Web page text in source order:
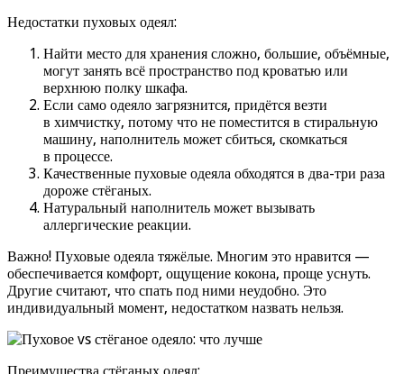
Недостатки пуховых одеял:
Найти место для хранения сложно, большие, объёмные,
могут занять всё пространство под кроватью или
верхнюю полку шкафа.
Если само одеяло загрязнится, придётся везти
в химчистку, потому что не поместится в стиральную
машину, наполнитель может сбиться, скомкаться
в процессе.
Качественные пуховые одеяла обходятся в два-три раза
дороже стёганых.
Натуральный наполнитель может вызывать
аллергические реакции.
Важно! Пуховые одеяла тяжёлые. Многим это нравится —
обеспечивается комфорт, ощущение кокона, проще уснуть.
Другие считают, что спать под ними неудобно. Это
индивидуальный момент, недостатком назвать нельзя.
Преимущества стёганых одеял: